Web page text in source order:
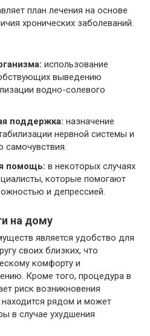
план лечения на основе
хронических заболеваний.
использование
выведению
водно-солевого
поддержка: назначение
нервной системы и
самочувствия.
помощь: в некоторых случаях
которые помогают
и депрессией.
на дому
является удобство для
своих близких, что
комфорту и
Кроме того, процедура в
риск возникновения
рядом и может
в случае ухудшения